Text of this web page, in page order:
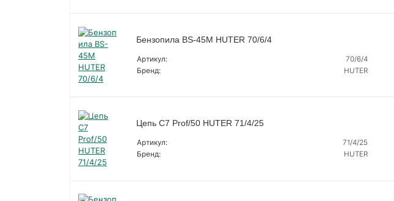
Бензопила BS-45М HUTER 70/6/4
Артикул:
70/6/4
Бренд:
HUTER
Цепь С7 Prof/50 HUTER 71/4/25
Артикул:
71/4/25
Бренд:
HUTER